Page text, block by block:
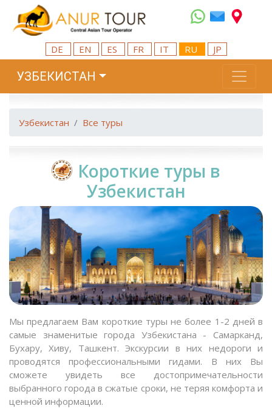
DE EN ES FR IT RU JP
УЗБЕКИСТАН
Узбекистан Все туры
Короткие туры в
Узбекистан
Мы предлагаем Вам короткие туры не более 1-2 дней в
самые знаменитые города Узбекистана - Самарканд,
Бухару, Хиву, Ташкент. Экскурсии в них недороги и
проводятся профессиональными гидами. В них Вы
сможете увидеть все достопримечательности
выбранного города в сжатые сроки, не теряя комфорта и
ценной информации.